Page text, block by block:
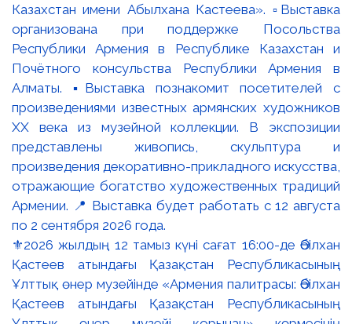
⚜️2026 жылдың 12 тамыз күні сағат 16:00-де Әбілхан
Қастеев атындағы Қазақстан Республикасының
Ұлттық өнер музейінде «Армения палитрасы: Әбілхан
Қастеев атындағы Қазақстан Республикасының